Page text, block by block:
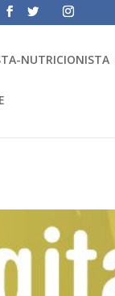
NUTRICIONISTA